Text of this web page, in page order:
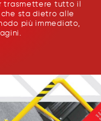
trasmettere tutto il
sta dietro alle
più immediato,